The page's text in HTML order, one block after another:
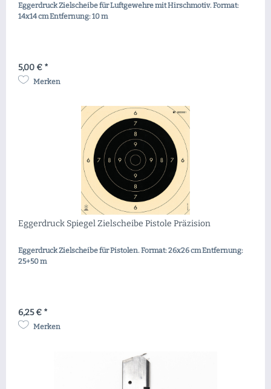
Eggerdruck Zielscheibe für Luftgewehre mit Hirschmotiv. Format:
14x14 cm Entfernung: 10 m
5,00 € *
Merken
Eggerdruck Spiegel Zielscheibe Pistole Präzision
Eggerdruck Zielscheibe für Pistolen. Format: 26x26 cm Entfernung:
25+50 m
6,25 € *
Merken